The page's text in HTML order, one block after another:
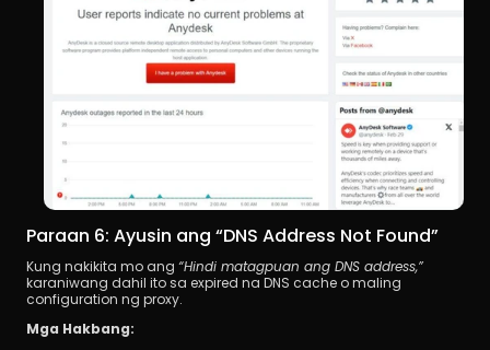
Paraan 6: Ayusin ang “DNS Address Not Found”
Kung nakikita mo ang “Hindi matagpuan ang DNS address,”
karaniwang dahil ito sa expired na DNS cache o maling
configuration ng proxy.
Mga Hakbang: